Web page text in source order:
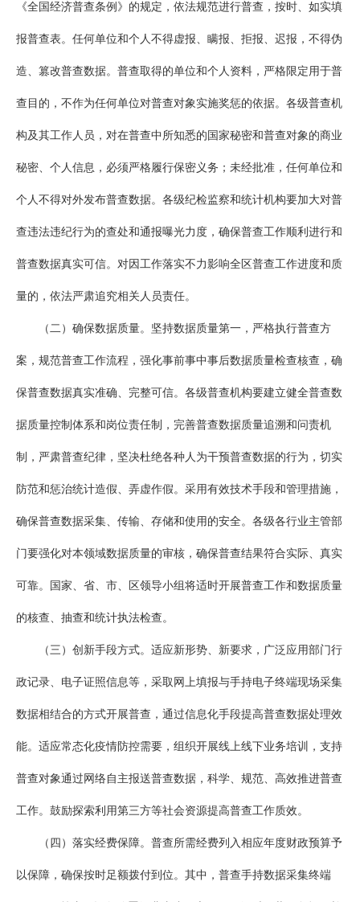
《全国经济普查条例》的规定，依法规范进行普查，按时、如实填
报普查表。任何单位和个人不得虚报、瞒报、拒报、迟报，不得伪
造、篡改普查数据。普查取得的单位和个人资料，严格限定用于普
查目的，不作为任何单位对普查对象实施奖惩的依据。各级普查机
构及其工作人员，对在普查中所知悉的国家秘密和普查对象的商业
秘密、个人信息，必须严格履行保密义务；未经批准，任何单位和
个人不得对外发布普查数据。各级纪检监察和统计机构要加大对普
查违法违纪行为的查处和通报曝光力度，确保普查工作顺利进行和
普查数据真实可信。对因工作落实不力影响全区普查工作进度和质
量的，依法严肃追究相关人员责任。
（二）确保数据质量。坚持数据质量第一，严格执行普查方
案，规范普查工作流程，强化事前事中事后数据质量检查核查，确
保普查数据真实准确、完整可信。各级普查机构要建立健全普查数
据质量控制体系和岗位责任制，完善普查数据质量追溯和问责机
制，严肃普查纪律，坚决杜绝各种人为干预普查数据的行为，切实
防范和惩治统计造假、弄虚作假。采用有效技术手段和管理措施，
确保普查数据采集、传输、存储和使用的安全。各级各行业主管部
门要强化对本领域数据质量的审核，确保普查结果符合实际、真实
可靠。国家、省、市、区领导小组将适时开展普查工作和数据质量
的核查、抽查和统计执法检查。
（三）创新手段方式。适应新形势、新要求，广泛应用部门行
政记录、电子证照信息等，采取网上填报与手持电子终端现场采集
数据相结合的方式开展普查，通过信息化手段提高普查数据处理效
能。适应常态化疫情防控需要，组织开展线上线下业务培训，支持
普查对象通过网络自主报送普查数据，科学、规范、高效推进普查
工作。鼓励探索利用第三方等社会资源提高普查工作质效。
（四）落实经费保障。普查所需经费列入相应年度财政预算予
以保障，确保按时足额拨付到位。其中，普查手持数据采集终端